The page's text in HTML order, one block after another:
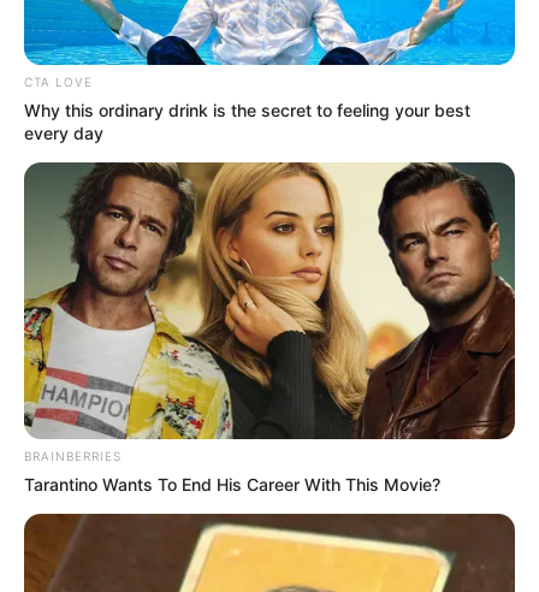
SALE A LUZ TODA
LA VERDAD SOBRE
EL COLOMBIANO
JAVIER ACOSTA
QUE…VER MÁS
CTA LOVE
Why this ordinary drink is the secret to feeling your best
every day
BRAINBERRIES
Tarantino Wants To End His Career With This Movie?